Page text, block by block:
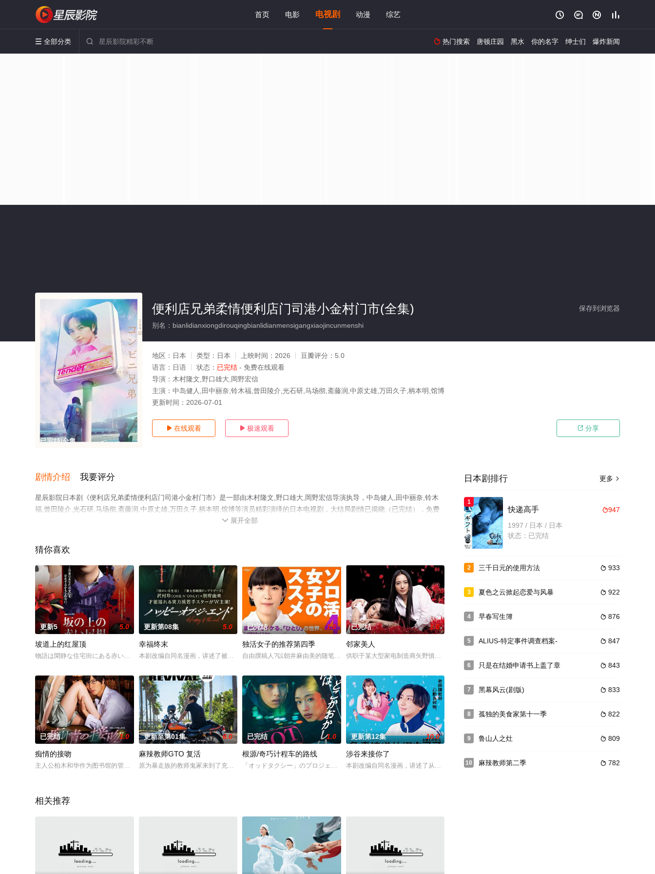
首页 电影 电视剧 动漫 综艺    
 全部分类   热门搜索 唐顿庄园 黑水 你的名字 绅士们 爆炸新闻
已完结/全集
保存到浏览器
便利店兄弟柔情便利店门司港小金村门市(全集)
别名：bianlidianxiongdirouqingbianlidianmensigangxiaojincunmenshi
地区： 日本 类型： 日本 上映时间： 2026 豆瓣评分： 5.0
语言： 日语 状态： 已完结 - 免费在线观看
导演： 木村隆文,野口雄大,岡野宏信
主演： 中岛健人,田中丽奈,铃木福,曾田陵介,光石研,马场彻,斋藤润,中原丈雄,万田久子,柄本明,馆博
更新时间： 2026-07-01
 在线观看  极速观看  分享
剧情介绍 我要评分
星辰影院日本剧《便利店兄弟柔情便利店门司港小金村门市》是一部由木村隆文,野口雄大,岡野宏信导演执导，中岛健人,田中丽奈,铃木
福,曾田陵介,光石研,马场彻,斋藤润,中原丈雄,万田久子,柄本明,馆博等演员精彩演绎的日本电视剧，大结局剧情已揭晓（已完结），免费
观看高清未删减完整版电视剧全集就上星辰电影院，热播电视剧提前免费观看，更多剧情信息可移步至豆瓣电视剧、电视猫或剧情网等平
 展开全部
猜你喜欢
更新5 5.0
坡道上的红屋顶
物語は閑静な住宅街にある赤い屋根の家から始まる。18年前、この家で両親を殺害し遺体
更新第08集 5.0
幸福终末
本剧改编自同名漫画，讲述了被家人断绝关系，又饿又没钱的柏木千纮，一天晚上，在常去的
已完结 1.0
独活女子的推荐第四季
自由撰稿人?以朝井麻由美的随笔《solo活女子的推荐》为原案的本剧，通过积极享受独
已完结 1.0
邻家美人
供职于某大型家电制造商矢野慎二（渡部笃郎 饰）和绘里子（檀丽 饰）是一对居住在东京
已完结 1.0
痴情的接吻
主人公柏木和华作为图书馆的管理员，被自己最喜欢的书包围着，并且过着充实的每一天。某
更新至第01集 6.0
麻辣教师GTO 复活
原为暴走族的教师鬼冢来到了充满问题的高中，向有烦恼的学生们展开了热血授课。时代从平
已完结 1.0
根源/奇巧计程车的路线
「オッドタクシー」のプロジェクト「RoOT / ルート オブ オッドタクシー」の一
更新第12集 10.0
涉谷来接你了
本剧改编自同名漫画，讲述了从未恋爱过的年轻当红演员涉谷大海，因接送年差很大的妹妹而
相关推荐
更多 
日本剧排行
1
947
快递高手
1997 / 日本 / 日本
状态：已完结
2  933
三千日元的使用方法
3  922
夏色之云掀起恋爱与风暴
4  876
早春写生簿
5  847
ALIUS-特定事件调查档案-
6  843
只是在结婚申请书上盖了章
7  833
黑幕风云(剧版)
8  822
孤独的美食家第十一季
9  809
鲁山人之灶
10  782
麻辣教师第二季